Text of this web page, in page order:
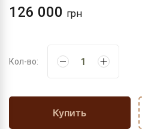
126 000 грн
Кол-во:
Купить